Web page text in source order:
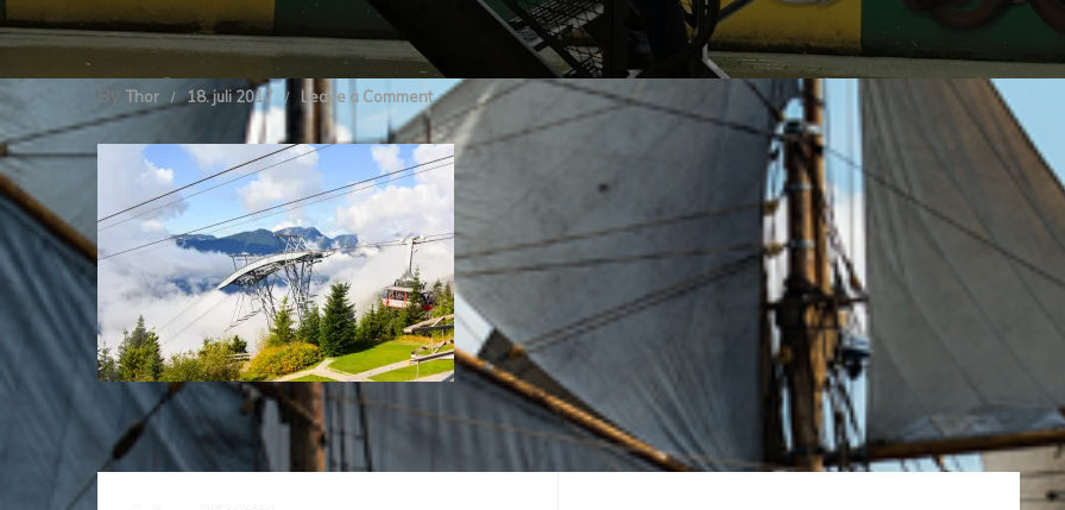
By Thor 18. juli 2017 Leave a Commenton
img_2309-
2